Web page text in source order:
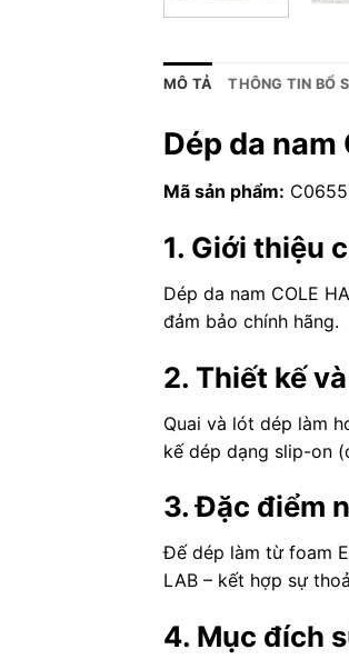
MÔ TẢ THÔNG TIN BỔ
Dép da nam
Mã sản phẩm:
1. Giới thiệu
Dép da nam COLE
đảm bảo chính hãng.
2. Thiết kế
Quai và lót dép làm
kế dép dạng slip-on
3. Đặc điểm
Đế dép làm từ foam
LAB – kết hợp sự
4. Mục đích